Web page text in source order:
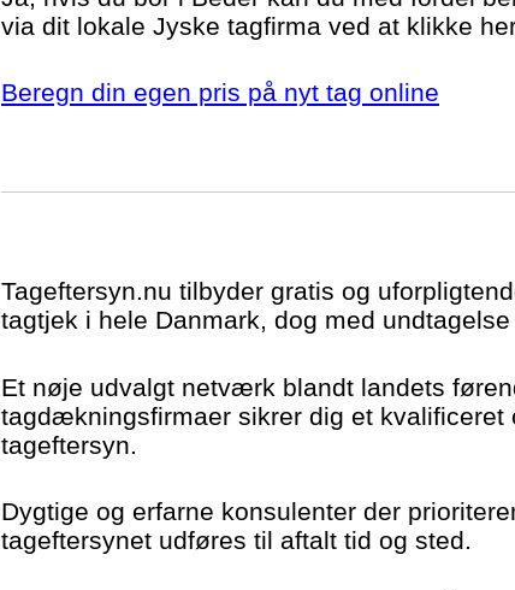
via dit lokale Jyske tagfirma ved at klikke
Beregn din egen pris på nyt tag online
Tageftersyn.nu tilbyder gratis og
tagtjek i hele Danmark, dog med
Et nøje udvalgt netværk blandt landets
tagdækningsfirmaer sikrer dig et kvalificeret
tageftersyn.
Dygtige og erfarne konsulenter der
tageftersynet udføres til aftalt tid og sted.